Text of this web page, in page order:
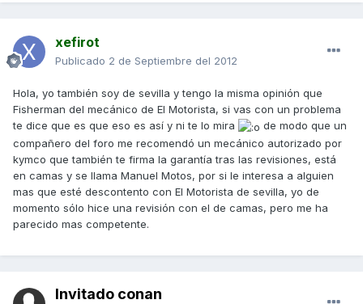
xefirot
Publicado 2 de Septiembre del 2012
Hola, yo también soy de sevilla y tengo la misma opinión que
Fisherman del mecánico de El Motorista, si vas con un problema
te dice que es que eso es así y ni te lo mira
de modo que un
compañero del foro me recomendó un mecánico autorizado por
kymco que también te firma la garantía tras las revisiones, está
en camas y se llama Manuel Motos, por si le interesa a alguien
mas que esté descontento con El Motorista de sevilla, yo de
momento sólo hice una revisión con el de camas, pero me ha
parecido mas competente.
Invitado conan